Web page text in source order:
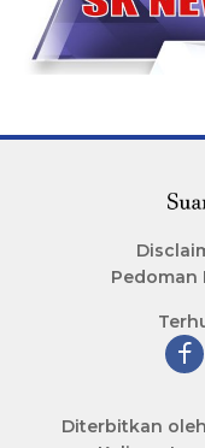
Pedoman
Diterbitkan